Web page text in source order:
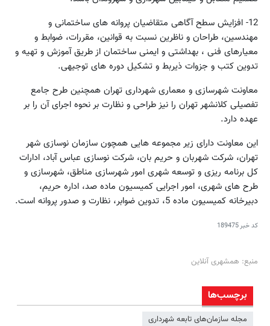
12- افزایش سطح آگاهی متقاضیان پروانه های ساختمانی و
مهندسین، طراحان و ناظرین نسبت به قوانین، مقررات، ضوابط و
معیارهای فنی ، بهداشتی و ایمنی ساختمان از طریق آموزش و تهیه و
تدوین کتب و جزوات ذیربط و تشکیل دوره های توجیهی.
معاونت شهرسازی و معماری شهرداری تهران همچنین طرح جامع
تفصیلی کلانشهر تهران را نیز طراحی و نظارت بر نحوه اجرای آن را بر
عهده دارد.
این معاونت دارای زیر مجموعه هایی همچون سازمان نوسازی شهر
تهران، شرکت شهربان و حریم بان، شرکت نوسازی عباس آباد، ادارات
کل برنامه ریزی و توسعه شهری امور شهرسازی مناطق، شهرسازی و
طرح های شهری، امور اجرایی کمیسیون ماده صد، اداره حریم،
دبیرخانه کمیسیون ماده 5، تدوین ضوابر، نظارت و صدور پروانه است.
کد خبر189475
منبع: همشهری آنلاین
برچسب‌ها
مجله سازمان‌های تابعه شهرداری